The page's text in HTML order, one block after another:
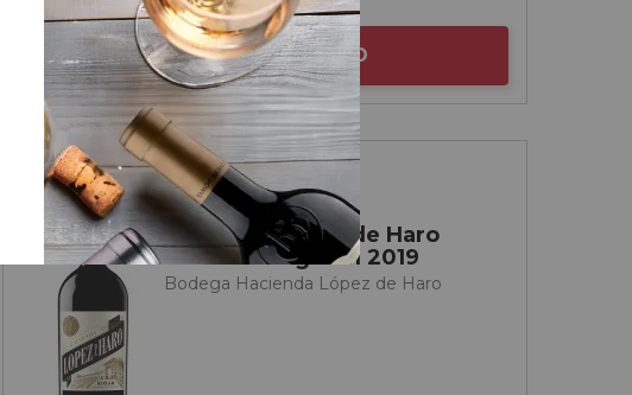
AÑADIR AL CARRITO
Rioja
Hacienda López de Haro
Reserva Mágnum 2019
Bodega Hacienda López de Haro